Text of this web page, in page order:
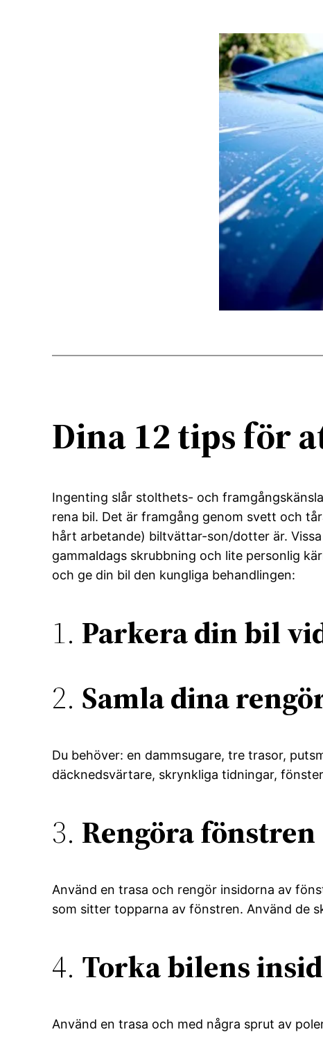
Dina 12 tips för
Ingenting slår stolthets- och
rena bil. Det är framgång genom svett och
hårt arbetande) biltvättar-son/dotter är.
gammaldags skrubbning och lite personlig
och ge din bil den kungliga behandlingen:
1. Parkera din bil
2. Samla dina
Du behöver: en dammsugare, tre trasor,
däcknedsvärtare, skrynkliga tidningar,
3. Rengöra
Använd en trasa och rengör insidorna av
som sitter topparna av fönstren. Använd de
4. Torka bilens
Använd en trasa och med några sprut av